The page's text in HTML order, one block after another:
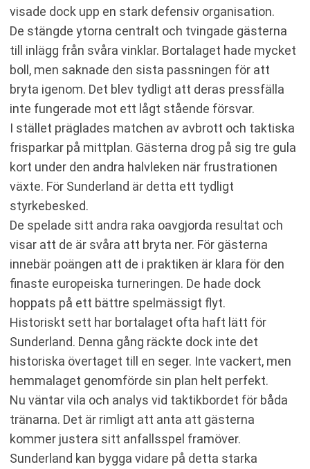
visade dock upp en stark defensiv organisation.
De stängde ytorna centralt och tvingade gästerna
till inlägg från svåra vinklar. Bortalaget hade mycket
boll, men saknade den sista passningen för att
bryta igenom. Det blev tydligt att deras pressfälla
inte fungerade mot ett lågt stående försvar.
I stället präglades matchen av avbrott och taktiska
frisparkar på mittplan. Gästerna drog på sig tre gula
kort under den andra halvleken när frustrationen
växte. För Sunderland är detta ett tydligt
styrkebesked.
De spelade sitt andra raka oavgjorda resultat och
visar att de är svåra att bryta ner. För gästerna
innebär poängen att de i praktiken är klara för den
finaste europeiska turneringen. De hade dock
hoppats på ett bättre spelmässigt flyt.
Historiskt sett har bortalaget ofta haft lätt för
Sunderland. Denna gång räckte dock inte det
historiska övertaget till en seger. Inte vackert, men
hemmalaget genomförde sin plan helt perfekt.
Nu väntar vila och analys vid taktikbordet för båda
tränarna. Det är rimligt att anta att gästerna
kommer justera sitt anfallsspel framöver.
Sunderland kan bygga vidare på detta starka